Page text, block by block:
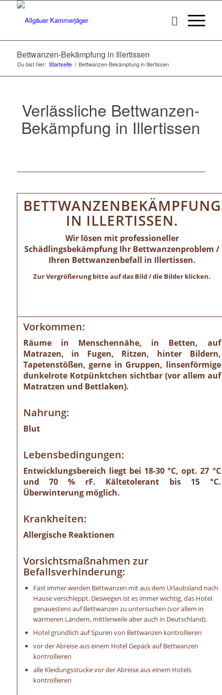
Bettwanzen-Bekämpfung in Illertissen
Du bist hier: Startseite / Bettwanzen-Bekämpfung in Illertissen
Verlässliche Bettwanzen-
Bekämpfung in Illertissen
BETTWANZENBEKÄMPFUNG
IN ILLERTISSEN.
Wir lösen mit professioneller
Schädlingsbekämpfung Ihr Bettwanzenproblem /
Ihren Bettwanzenbefall in Illertissen.
Zur Vergrößerung bitte auf das Bild / die Bilder klicken.
Vorkommen:
Räume in Menschennähe, in Betten, auf
Matrazen, in Fugen, Ritzen, hinter Bildern,
Tapetenstößen, gerne in Gruppen, linsenförmige
dunkelrote Kotpünktchen sichtbar (vor allem auf
Matratzen und Bettlaken).
Nahrung:
Blut
Lebensbedingungen:
Entwicklungsbereich liegt bei 18-30 °C, opt. 27 °C
und 70 % rF. Kältetolerant bis 15 °C.
Überwinterung möglich.
Krankheiten:
Allergische Reaktionen
Vorsichtsmaßnahmen zur
Befallsverhinderung:
Fast immer werden Bettwanzen mit aus dem Urlaubsland nach
Hause verschleppt. Deswegen ist es immer wichtig, das Hotel
genauestens auf Bettwanzen zu untersuchen (vor allem in
wärmeren Ländern, mittlerweile aber auch in Deutschland).
Hotel gründlich auf Spuren von Bettwanzen kontrollieren
vor der Abreise aus einem Hotel Gepäck auf Bettwanzen
kontrollieren
alle Kleidungsstücke vor der Abreise aus einem Hotels
kontrollieren